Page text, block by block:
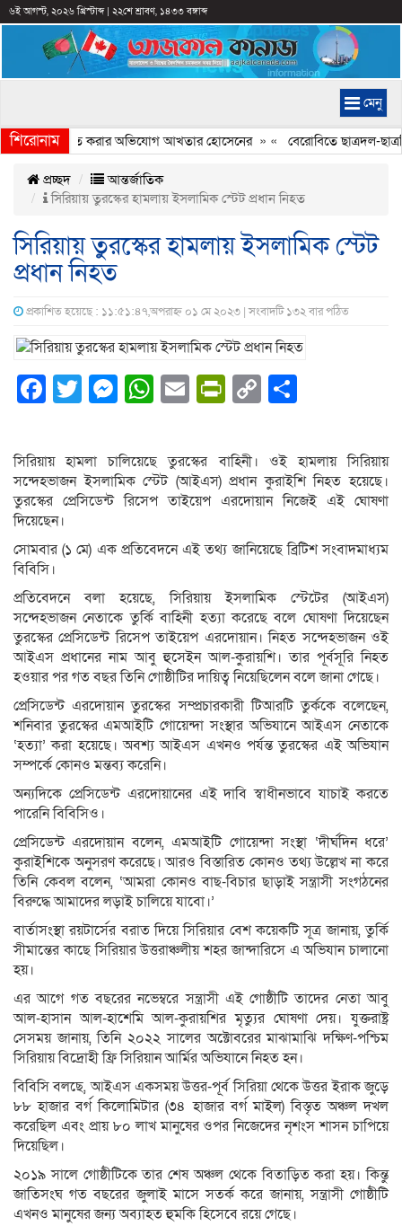
৬ই আগস্ট, ২০২৬ খ্রিস্টাব্দ| ২২শে শ্রাবণ, ১৪৩৩ বঙ্গাব্দ
মেনু
শিরোনাম
ইতিহাস বিকৃত করার অভিযোগ আখতার হোসেনের» « বেরোবিতে ছাত্রদল-
প্রচ্ছদ
আন্তর্জাতিক
সিরিয়ায় তুরস্কের হামলায় ইসলামিক স্টেট প্রধান নিহত
সিরিয়ায় তুরস্কের হামলায় ইসলামিক স্টেট
প্রধান নিহত
প্রকাশিত হয়েছে : ১১:৫১:৪৭,অপরাহ্ন ০১ মে ২০২৩ | সংবাদটি ১৩২ বার পঠিত
Facebook
Twitter
Messenger
WhatsApp
EmailPrintFriendly
Copy
সিরিয়ায় হামলা চালিয়েছে তুরস্কের বাহিনী। ওই হামলায় সিরিয়ায়
সন্দেহভাজন ইসলামিক স্টেট (আইএস) প্রধান কুরাইশি নিহত হয়েছে।
তুরস্কের প্রেসিডেন্ট রিসেপ তাইয়েপ এরদোয়ান নিজেই এই ঘোষণা
দিয়েছেন।
সোমবার (১ মে) এক প্রতিবেদনে এই তথ্য জানিয়েছে ব্রিটিশ সংবাদমাধ্যম
বিবিসি।
প্রতিবেদনে বলা হয়েছে, সিরিয়ায় ইসলামিক স্টেটের (আইএস)
সন্দেহভাজন নেতাকে তুর্কি বাহিনী হত্যা করেছে বলে ঘোষণা দিয়েছেন
তুরস্কের প্রেসিডেন্ট রিসেপ তাইয়েপ এরদোয়ান। নিহত সন্দেহভাজন ওই
আইএস প্রধানের নাম আবু হুসেইন আল-কুরায়শি। তার পূর্বসূরি নিহত
হওয়ার পর গত বছর তিনি গোষ্ঠীটির দায়িত্ব নিয়েছিলেন বলে জানা গেছে।
প্রেসিডেন্ট এরদোয়ান তুরস্কের সম্প্রচারকারী টিআরটি তুর্ককে বলেছেন,
শনিবার তুরস্কের এমআইটি গোয়েন্দা সংস্থার অভিযানে আইএস নেতাকে
‘হত্যা’ করা হয়েছে। অবশ্য আইএস এখনও পর্যন্ত তুরস্কের এই অভিযান
সম্পর্কে কোনও মন্তব্য করেনি।
অন্যদিকে প্রেসিডেন্ট এরদোয়ানের এই দাবি স্বাধীনভাবে যাচাই করতে
পারেনি বিবিসিও।
প্রেসিডেন্ট এরদোয়ান বলেন, এমআইটি গোয়েন্দা সংস্থা ‘দীর্ঘদিন ধরে’
কুরাইশিকে অনুসরণ করেছে। আরও বিস্তারিত কোনও তথ্য উল্লেখ না করে
তিনি কেবল বলেন, ‘আমরা কোনও বাছ-বিচার ছাড়াই সন্ত্রাসী সংগঠনের
বিরুদ্ধে আমাদের লড়াই চালিয়ে যাবো।’
বার্তাসংস্থা রয়টার্সের বরাত দিয়ে সিরিয়ার বেশ কয়েকটি সূত্র জানায়, তুর্কি
সীমান্তের কাছে সিরিয়ার উত্তরাঞ্চলীয় শহর জান্দারিসে এ অভিযান চালানো
হয়।
এর আগে গত বছরের নভেম্বরে সন্ত্রাসী এই গোষ্ঠীটি তাদের নেতা আবু
আল-হাসান আল-হাশেমি আল-কুরায়শির মৃত্যুর ঘোষণা দেয়। যুক্তরাষ্ট্র
সেসময় জানায়, তিনি ২০২২ সালের অক্টোবরের মাঝামাঝি দক্ষিণ-পশ্চিম
সিরিয়ায় বিদ্রোহী ফ্রি সিরিয়ান আর্মির অভিযানে নিহত হন।
বিবিসি বলছে, আইএস একসময় উত্তর-পূর্ব সিরিয়া থেকে উত্তর ইরাক জুড়ে
৮৮ হাজার বর্গ কিলোমিটার (৩৪ হাজার বর্গ মাইল) বিস্তৃত অঞ্চল দখল
করেছিল এবং প্রায় ৮০ লাখ মানুষের ওপর নিজেদের নৃশংস শাসন চাপিয়ে
দিয়েছিল।
২০১৯ সালে গোষ্ঠীটিকে তার শেষ অঞ্চল থেকে বিতাড়িত করা হয়। কিন্তু
জাতিসংঘ গত বছরের জুলাই মাসে সতর্ক করে জানায়, সন্ত্রাসী গোষ্ঠীটি
এখনও মানুষের জন্য অব্যাহত হুমকি হিসেবে রয়ে গেছে।